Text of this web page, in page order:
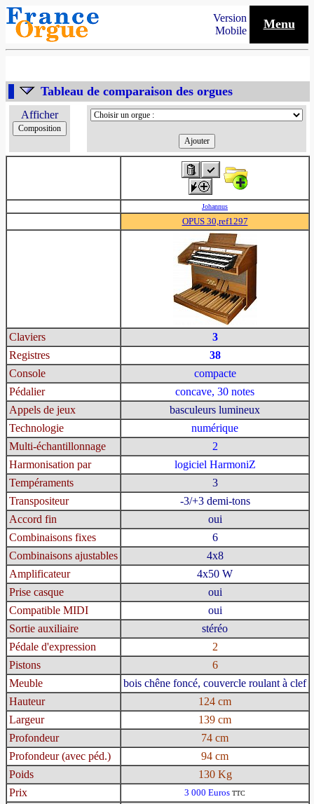
Version
Mobile
Menu
Tableau de comparaison des orgues
Afficher
Johannus
OPUS 30,ref1297
Claviers
3
Registres
38
Console
compacte
Pédalier
concave, 30 notes
Appels de jeux
basculeurs lumineux
Technologie
numérique
Multi-échantillonnage
2
Harmonisation par
logiciel HarmoniZ
Tempéraments
3
Transpositeur
-3/+3 demi-tons
Accord fin
oui
Combinaisons fixes
6
Combinaisons ajustables
4x8
Amplificateur
4x50 W
Prise casque
oui
Compatible MIDI
oui
Sortie auxiliaire
stéréo
Pédale d'expression
2
Pistons
6
Meuble
bois chêne foncé, couvercle roulant à clef
Hauteur
124 cm
Largeur
139 cm
Profondeur
74 cm
Profondeur (avec péd.)
94 cm
Poids
130 Kg
Prix
3 000 Euros TTC